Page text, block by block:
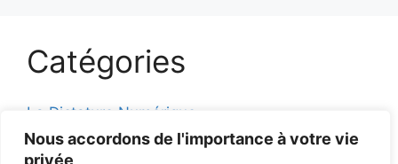
Nous accordons de l'importance à votre vie
privée
Catégories
La Dictature Numérique:
Non classifié.